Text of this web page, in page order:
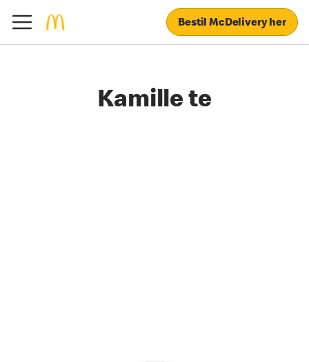
Bestil McDelivery her
Kamille te